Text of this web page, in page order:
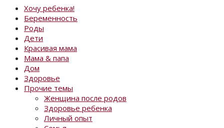
Хочу ребенка!
Беременность
Роды
Дети
Красивая мама
Мама & папа
Дом
Здоровье
Прочие темы
Женщина после родов
Здоровье ребенка
Личный опыт